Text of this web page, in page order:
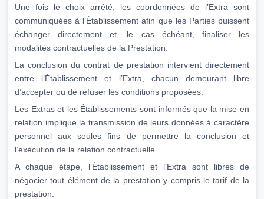
Une fois le choix arrêté, les coordonnées de l’Extra sont
communiquées à l’Établissement afin que les Parties puissent
échanger directement et, le cas échéant, finaliser les
modalités contractuelles de la Prestation.
La conclusion du contrat de prestation intervient directement
entre l’Établissement et l’Extra, chacun demeurant libre
d’accepter ou de refuser les conditions proposées.
Les Extras et les Établissements sont informés que la mise en
relation implique la transmission de leurs données à caractère
personnel aux seules fins de permettre la conclusion et
l’exécution de la relation contractuelle.
A chaque étape, l’Établissement et l'Extra sont libres de
négocier tout élément de la prestation y compris le tarif de la
prestation.